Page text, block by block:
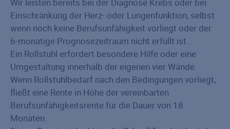
Einschränkung der Herz- oder Lungenfunktion, selbst
wenn noch keine Berufsunfähigkeit vorliegt oder der
6-monatige Prognosezeitraum nicht erfüllt ist.
Ein Rollstuhl erfordert besondere Hilfe oder eine
Umgestaltung innerhalb der eigenen vier Wände.
Wenn Rollstuhlbedarf nach den Bedingungen vorliegt,
fließt eine Rente in Höhe der vereinbarten
Berufsunfähigkeitsrente für die Dauer von 18
Monaten.